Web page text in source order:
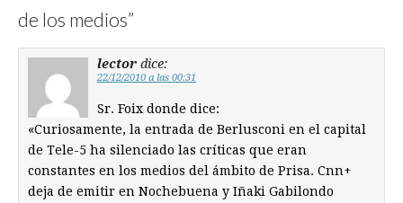
de los medios”
lector dice:
22/12/2010 a las 00:31
Sr. Foix donde dice:
«Curiosamente, la entrada de Berlusconi en el capital
de Tele-5 ha silenciado las críticas que eran
constantes en los medios del ámbito de Prisa. Cnn+
deja de emitir en Nochebuena y Iñaki Gabilondo